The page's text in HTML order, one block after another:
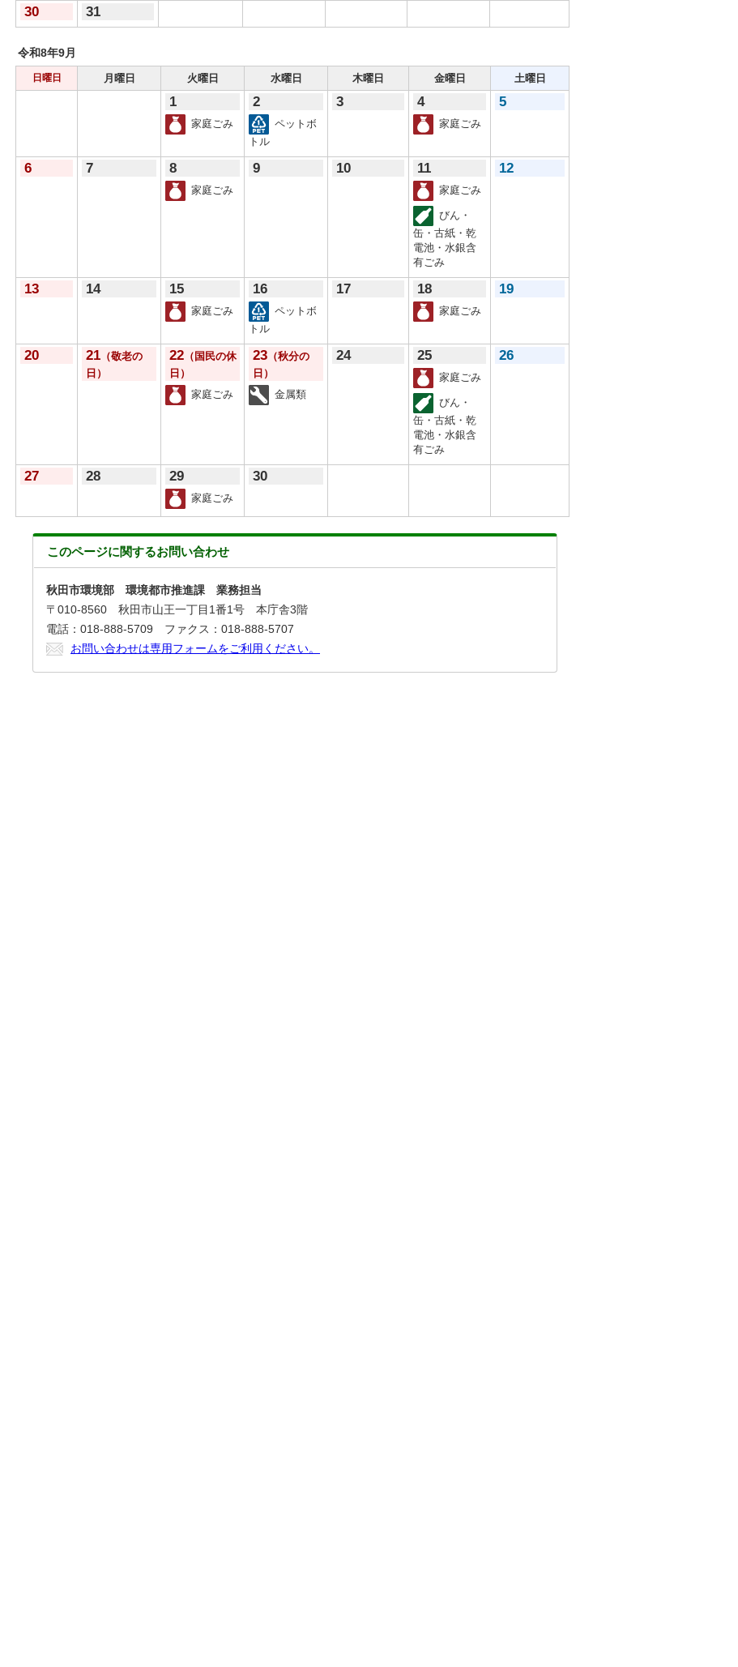
30 31
令和8年9月
日曜日 月曜日 火曜日 水曜日 木曜日 金曜日 土曜日
1
家庭ごみ
2
ペットボ
トル
3 4
家庭ごみ
5
6 7 8
家庭ごみ
9 10 11
家庭ごみ
びん・
缶・古紙・乾
電池・水銀含
有ごみ
12
13 14 15
家庭ごみ
16
ペットボ
トル
17 18
家庭ごみ
19
20 21 （敬老の
日）
22 （国民の休
日）
家庭ごみ
23 （秋分の
日）
金属類
24 25
家庭ごみ
びん・
缶・古紙・乾
電池・水銀含
有ごみ
26
27 28 29
家庭ごみ
30
このページに関するお問い合わせ
秋田市環境部 環境都市推進課 業務担当
〒010-8560 秋田市山王一丁目1番1号 本庁舎3階
電話：018-888-5709 ファクス：018-888-5707
お問い合わせは専用フォームをご利用ください。